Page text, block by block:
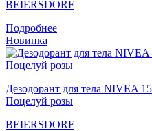
BEIERSDORF
Подробнее
Новинка
Дезодорант для тела NIVEA
Поцелуй розы
BEIERSDORF